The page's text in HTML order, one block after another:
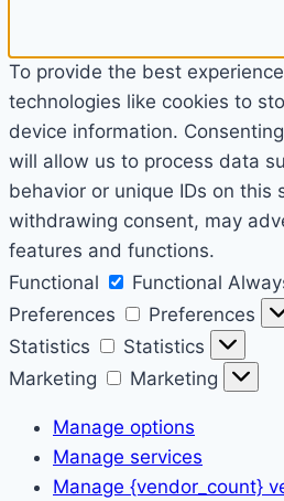
To provide the best
technologies like cookies to
device information.
will allow us to process data
behavior or unique IDs on this
withdrawing consent, may
features and functions.
Functional
Functional
Preferences
Preferences
Statistics
Statistics
Marketing
Marketing
Manage options
Manage services
Manage {vendor_count}